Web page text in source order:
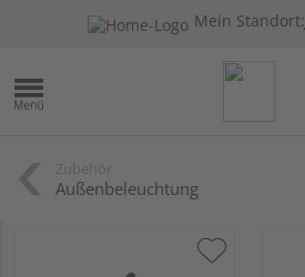
Mein Standort:
Außenbeleuchtung